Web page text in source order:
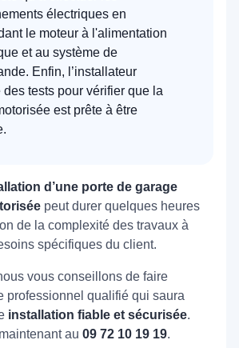
électriques en
le moteur à l'alimentation
et au système de
Enfin, l’installateur
des tests pour vérifier que la
est prête à être
d’une porte de garage
peut durer quelques heures
de la complexité des travaux à
spécifiques du client.
vous conseillons de faire
professionnel qualifié qui saura
installation fiable et sécurisée.
au 09 72 10 19 19.